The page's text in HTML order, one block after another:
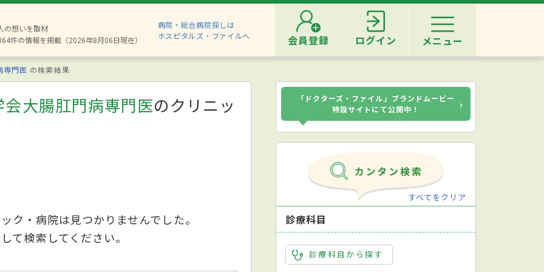
の想いを取材
件の情報を掲載（2026年8月06日現在）
病院・総合病院探しは
ホスピタルズ・ファイルへ
会員登録 ログイン メニュー
専門医 の検索結果
大腸肛門病専門医のクリニッ
ク・病院は見つかりませんでした。
て検索してください。
「ドクターズ・ファイル」ブランドムービー
特設サイトにて公開中！
›
すべてをクリア
診療科目
診療科目から探す